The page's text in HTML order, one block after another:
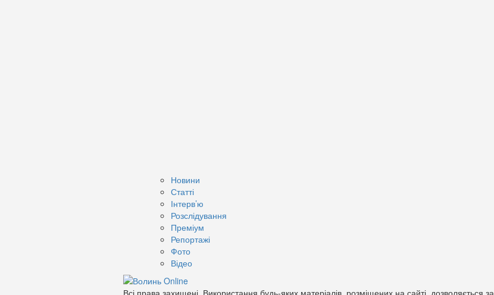
Новини
Статті
Інтерв’ю
Розслідування
Преміум
Репортажі
Фото
Відео